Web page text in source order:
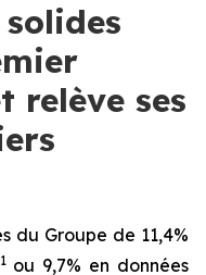
relève ses
du Groupe de 11,4%
1ou 9,7% en données